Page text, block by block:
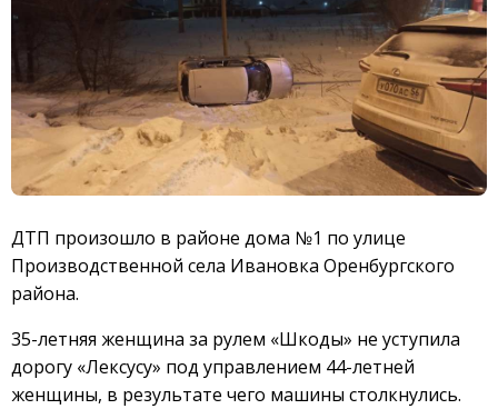
ДТП произошло в районе дома №1 по улице
Производственной села Ивановка Оренбургского
района.
35-летняя женщина за рулем «Шкоды» не уступила
дорогу «Лексусу» под управлением 44-летней
женщины, в результате чего машины столкнулись.